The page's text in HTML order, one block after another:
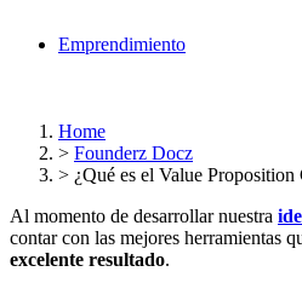
Emprendimiento
Home
> Founderz Docz
> ¿Qué es el Value Proposition
Al momento de desarrollar nuestra
contar con las mejores herramientas
excelente resultado.